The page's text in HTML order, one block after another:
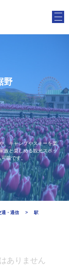
野
、キャンプやスキーを楽
族と楽しめる観光スポッ
能です。
通・通信 駅
ありません